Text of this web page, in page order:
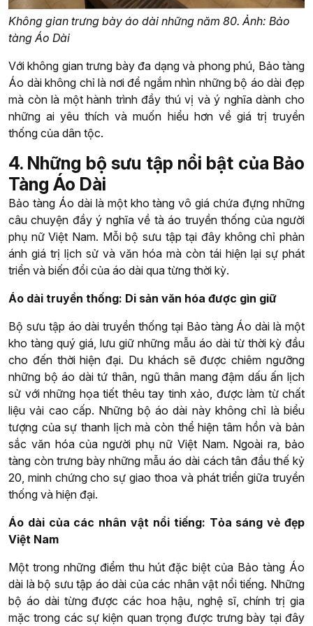
Không gian trưng bày áo dài những năm 80. Ảnh: Bảo
tàng Áo Dài
Với không gian trưng bày đa dạng và phong phú, Bảo tàng
Áo dài không chỉ là nơi để ngắm nhìn những bộ áo dài đẹp
mà còn là một hành trình đầy thú vị và ý nghĩa dành cho
những ai yêu thích và muốn hiểu hơn về giá trị truyền
thống của dân tộc.
4. Những bộ sưu tập nổi bật của Bảo
Tàng Áo Dài
Bảo tàng Áo dài là một kho tàng vô giá chứa đựng những
câu chuyện đầy ý nghĩa về tà áo truyền thống của người
phụ nữ Việt Nam. Mỗi bộ sưu tập tại đây không chỉ phản
ánh giá trị lịch sử và văn hóa mà còn tái hiện lại sự phát
triển và biến đổi của áo dài qua từng thời kỳ.
Áo dài truyền thống: Di sản văn hóa được gìn giữ
Bộ sưu tập áo dài truyền thống tại Bảo tàng Áo dài là một
kho tàng quý giá, lưu giữ những mẫu áo dài từ thời kỳ đầu
cho đến thời hiện đại. Du khách sẽ được chiêm ngưỡng
những bộ áo dài tứ thân, ngũ thân mang đậm dấu ấn lịch
sử với những họa tiết thêu tay tinh xảo, được làm từ chất
liệu vải cao cấp. Những bộ áo dài này không chỉ là biểu
tượng của sự thanh lịch mà còn thể hiện tâm hồn và bản
sắc văn hóa của người phụ nữ Việt Nam. Ngoài ra, bảo
tàng còn trưng bày những mẫu áo dài cách tân đầu thế kỷ
20, minh chứng cho sự giao thoa và phát triển giữa truyền
thống và hiện đại.
Áo dài của các nhân vật nổi tiếng: Tỏa sáng vẻ đẹp
Việt Nam
Một trong những điểm thu hút đặc biệt của Bảo tàng Áo
dài là bộ sưu tập áo dài của các nhân vật nổi tiếng. Những
bộ áo dài từng được các hoa hậu, nghệ sĩ, chính trị gia
mặc trong các sự kiện quan trọng được trưng bày tại đây